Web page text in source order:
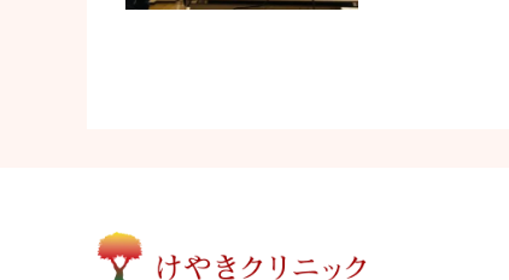
送
り